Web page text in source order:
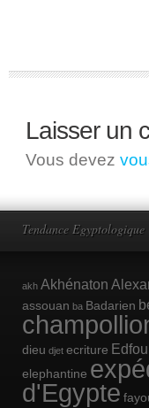
Laisser un
Vous devez
Tendance Egyptologique
akh Akhénaton
assouan ba Badarien
dieu djet ecriture Edfou
elephantine
d'Egypte